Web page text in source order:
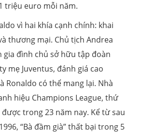
triệu euro mỗi năm.
vì hai khía cạnh chính: khai
thương mại. Chủ tịch Andrea
gia đình chủ sở hữu tập đoàn
mẹ Juventus, đánh giá cao
Ronaldo có thể mang lại. Nhà
hiệu Champions League, thứ
được trong 23 năm nay. Kể từ sau
“Bà đầm già” thất bại trong 5